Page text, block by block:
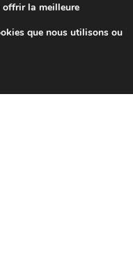
demandes sont
offrir la meilleure
que nous utilisons ou